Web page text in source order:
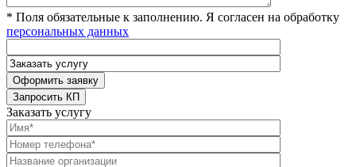
* Поля обязательные к заполнению. Я согласен на обработку
персональных данных
Заказать услугу